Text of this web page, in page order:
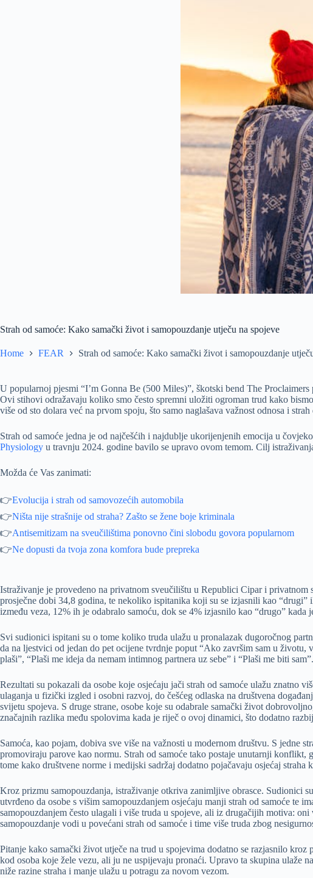
Strah od samoće: Kako samački život i samopouzdanje utječu na spojeve
Home FEAR Strah od samoće: Kako samački život i samopouzdanje
U popularnoj pjesmi “I’m Gonna Be (500 Miles)”, škotski bend The
Ovi stihovi odražavaju koliko smo često spremni uložiti ogroman trud kako
više od sto dolara već na prvom spoju, što samo naglašava važnost odnosa i
Strah od samoće jedna je od najčešćih i najdublje ukorijenjenih emocija u
Physiology u travnju 2024. godine bavilo se upravo ovom temom. Cilj
Možda će Vas zanimati:
👉Evolucija i strah od samovozećih automobila
👉Ništa nije strašnije od straha? Zašto se žene boje kriminala
👉Antisemitizam na sveučilištima ponovno čini slobodu govora popularnom
👉Ne dopusti da tvoja zona komfora bude prepreka
Istraživanje je provedeno na privatnom sveučilištu u Republici Cipar i
prosječne dobi 34,8 godina, te nekoliko ispitanika koji su se izjasnili kao
između veza, 12% ih je odabralo samoću, dok se 4% izjasnilo kao “drugo” kada
Svi sudionici ispitani su o tome koliko truda ulažu u pronalazak dugoročnog
da na ljestvici od jedan do pet ocijene tvrdnje poput “Ako završim sam u životu,
plaši”, “Plaši me ideja da nemam intimnog partnera uz sebe” i “Plaši me biti
Rezultati su pokazali da osobe koje osjećaju jači strah od samoće ulažu znatno
ulaganja u fizički izgled i osobni razvoj, do češćeg odlaska na društvena
svijetu spojeva. S druge strane, osobe koje su odabrale samački život
značajnih razlika među spolovima kada je riječ o ovoj dinamici, što dodatno
Samoća, kao pojam, dobiva sve više na važnosti u modernom društvu. S jedne
promoviraju parove kao normu. Strah od samoće tako postaje unutarnji
tome kako društvene norme i medijski sadržaj dodatno pojačavaju osjećaj
Kroz prizmu samopouzdanja, istraživanje otkriva zanimljive obrasce. Sudionici
utvrđeno da osobe s višim samopouzdanjem osjećaju manji strah od samoće te
samopouzdanjem često ulagali i više truda u spojeve, ali iz drugačijih motiva:
samopouzdanje vodi u povećani strah od samoće i time više truda zbog
Pitanje kako samački život utječe na trud u spojevima dodatno se razjasnilo
kod osoba koje žele vezu, ali ju ne uspijevaju pronaći. Upravo ta skupina ulaže
niže razine straha i manje ulažu u potragu za novom vezom.